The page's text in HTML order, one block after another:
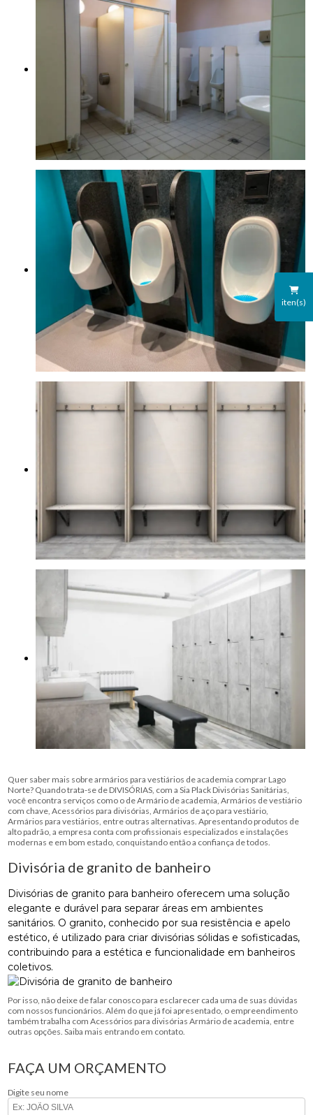
iten(s)
Quer saber mais sobre armários para vestiários de academia comprar Lago
Norte? Quando trata-se de DIVISÓRIAS, com a Sia Plack Divisórias Sanitárias,
você encontra serviços como o de Armário de academia, Armários de vestiário
com chave, Acessórios para divisórias, Armários de aço para vestiário,
Armários para vestiários, entre outras alternativas. Apresentando produtos de
alto padrão, a empresa conta com profissionais especializados e instalações
modernas e em bom estado, conquistando então a confiança de todos.
Divisória de granito de banheiro
Divisórias de granito para banheiro oferecem uma solução
elegante e durável para separar áreas em ambientes
sanitários. O granito, conhecido por sua resistência e apelo
estético, é utilizado para criar divisórias sólidas e sofisticadas,
contribuindo para a estética e funcionalidade em banheiros
coletivos.
Por isso, não deixe de falar conosco para esclarecer cada uma de suas dúvidas
com nossos funcionários. Além do que já foi apresentado, o empreendimento
também trabalha com Acessórios para divisórias Armário de academia, entre
outras opções. Saiba mais entrando em contato.
FAÇA UM ORÇAMENTO
Digite seu nome